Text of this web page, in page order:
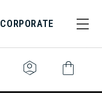
CORPORATE
identity_platform shopping_bag